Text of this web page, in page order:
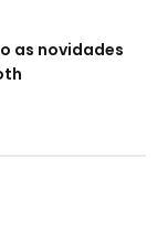
as novidades